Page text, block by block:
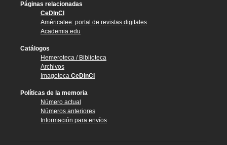
Páginas relacionadas
CeDInCI
Américalee: portal de revistas digitales
Academia.edu
Catálogos
Hemeroteca / Biblioteca
Archivos
Imagoteca CeDInCI
Políticas de la memoria
Número actual
Números anteriores
Información para envíos